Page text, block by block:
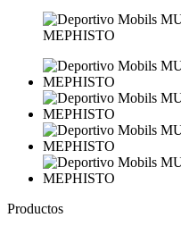
Productos